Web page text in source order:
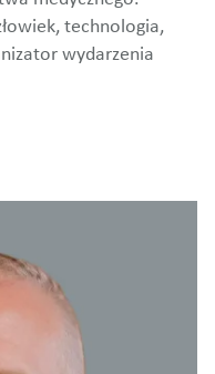
technologia,
wydarzenia